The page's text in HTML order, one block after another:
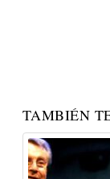
TAMBIÉN